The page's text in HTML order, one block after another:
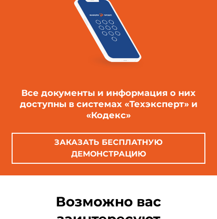
Все документы и информация о них
доступны в системах «Техэксперт» и
«Кодекс»
ЗАКАЗАТЬ БЕСПЛАТНУЮ
ДЕМОНСТРАЦИЮ
Возможно вас